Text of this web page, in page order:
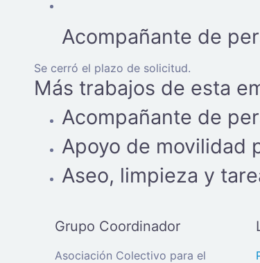
Acompañante de
Se cerró el plazo de solicitud.
Más trabajos de esta
Acompañante de
Apoyo de movilidad
Aseo, limpieza y
Grupo Coordinador
Asociación Colectivo para el